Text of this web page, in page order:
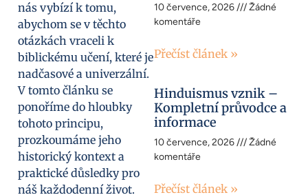
nás vybízí k tomu,
abychom se v těchto
otázkách vraceli k
biblickému učení, které je
nadčasové a univerzální.
V tomto článku se
ponoříme do hloubky
tohoto principu,
prozkoumáme jeho
historický kontext a
praktické důsledky pro
náš každodenní život.
10 července, 2026
Žádné
komentáře
Přečíst článek »
Hinduismus vznik –
Kompletní průvodce a
informace
10 července, 2026
Žádné
komentáře
Přečíst článek »